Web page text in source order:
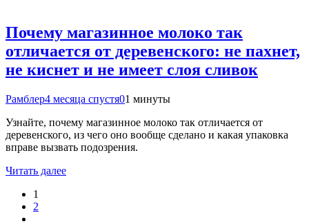
Почему магазинное молоко так
отличается от деревенского: не пахнет,
не киснет и не имеет слоя сливок
Рамблер4 месяца спустя01 минуты
Узнайте, почему магазинное молоко так отличается от
деревенского, из чего оно вообще сделано и какая упаковка
вправе вызвать подозрения.
Читать далее
1
2